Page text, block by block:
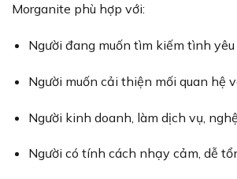
Morganite phù hợp với:
Người đang muốn tìm kiếm tình yêu
Người muốn cải thiện mối quan hệ
Người kinh doanh, làm dịch vụ,
Người có tính cách nhạy cảm, dễ